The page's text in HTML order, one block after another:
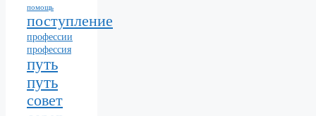
помощь
поступление
профессии
профессия
путь
путь
совет